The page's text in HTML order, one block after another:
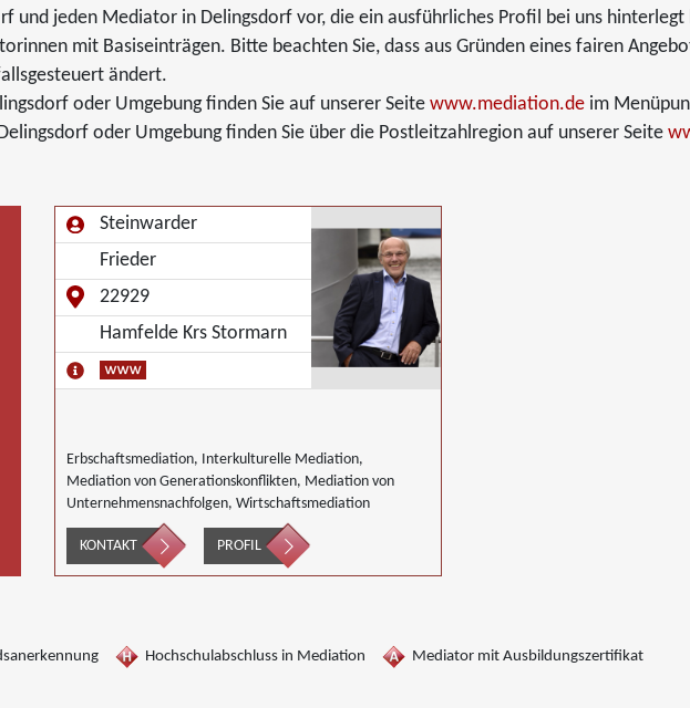
und jeden Mediator in Delingsdorf vor, die ein ausführliches Profil bei uns
mit Basiseinträgen. Bitte beachten Sie, dass aus Gründen eines fairen
ändert.
oder Umgebung finden Sie auf unserer Seite www.mediation.de im
oder Umgebung finden Sie über die Postleitzahlregion auf unserer Seite
Steinwarder
Frieder
22929
Hamfelde Krs Stormarn
Erbschaftsmediation, Interkulturelle Mediation,
Mediation von Generationskonflikten, Mediation von
Unternehmensnachfolgen, Wirtschaftsmediation
KONTAKT PROFIL
Hochschulabschluss in Mediation Mediator mit Ausbildungszertifikat